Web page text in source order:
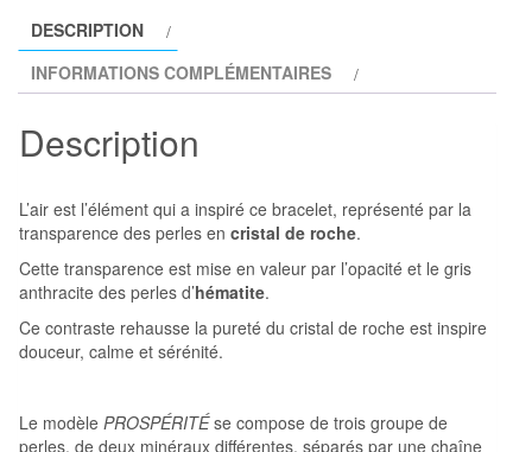
roche
modèle
PROSPÉRITÉ
DESCRIPTION
INFORMATIONS COMPLÉMENTAIRES
Description
L’air est l’élément qui a inspiré ce bracelet, représenté par la
transparence des perles en cristal de roche.
Cette transparence est mise en valeur par l’opacité et le gris
anthracite des perles d’hématite.
Ce contraste rehausse la pureté du cristal de roche est inspire
douceur, calme et sérénité.
Le modèle PROSPÉRITÉse compose de trois groupe de
perles, de deux minéraux différentes, séparés par une chaîne